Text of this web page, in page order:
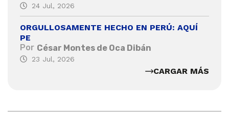
24 Jul, 2026
ORGULLOSAMENTE HECHO EN PERÚ: AQUÍ
PE
Por César Montes de Oca Dibán
23 Jul, 2026
CARGAR MÁS